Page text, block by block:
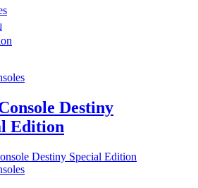
Destiny
Edition